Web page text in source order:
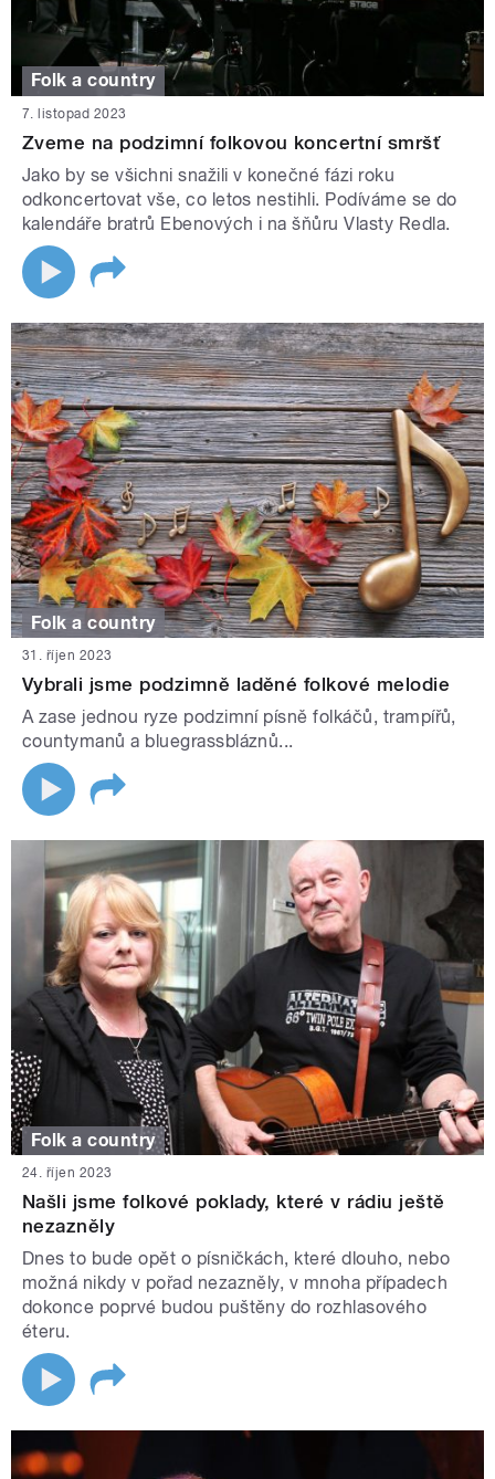
Folk a country
7. listopad 2023
Zveme na podzimní folkovou koncertní smršť
Jako by se všichni snažili v konečné fázi roku
odkoncertovat vše, co letos nestihli. Podíváme se do
kalendáře bratrů Ebenových i na šňůru Vlasty Redla.
Folk a country
31. říjen 2023
Vybrali jsme podzimně laděné folkové melodie
A zase jednou ryze podzimní písně folkáčů, trampířů,
countymanů a bluegrassbláznů...
Folk a country
24. říjen 2023
Našli jsme folkové poklady, které v rádiu ještě
nezazněly
Dnes to bude opět o písničkách, které dlouho, nebo
možná nikdy v pořad nezazněly, v mnoha případech
dokonce poprvé budou puštěny do rozhlasového
éteru.